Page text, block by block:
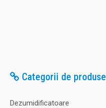
Categorii de produse
Dezumidificatoare